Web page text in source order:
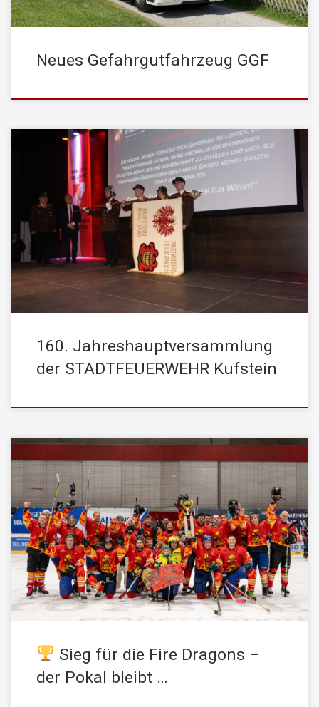
Neues Gefahrgutfahrzeug GGF
Am Freitag, 20. Februar 2026 fand die 160.
Jahreshauptversammlung der STADTFEUERWEHR Kufstein im
Kultur Quartier Kufstein statt. Zahlreiche Ehrengäste aus Politik,
Verwaltung und befreundeten Blaulichtorganisationen nahmen an
der Veranstaltung teil. Rückblick auf das Jahr 2025 Im Rahmen
der Versammlung wurde die Einsatzstatistik des vergangenen
Jahres präsentiert. Die STADTFEUERWEHR Kufstein leistete
[…]
160. Jahreshauptversammlung
der STADTFEUERWEHR Kufstein
Am Samstag, den 10. Jänner 2026 ging in der Eisarena Kufstein
vor rund 250 Zuschauern ein echtes Highlight über die Bühne:
Das Eishockey-Duell zwischen der STADTFEUERWEHR
Kufstein und der Freiwillige Feuerwehr NIEDERNDORF bot alles,
was ein spannendes Spiel braucht – Tempo, starke Zweikämpfe
und jede Menge Emotionen auf dem Eis. […]
Sieg für die Fire Dragons –
der Pokal bleibt …